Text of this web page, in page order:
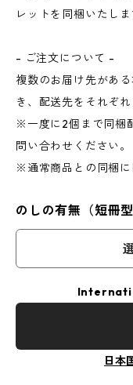
レットを同梱いたしま
- ご注文について -
複数のお届け先があ
き、配送先をそれぞれ
※一度に2個まで同梱
問い合わせください。
※通常商品との同梱に
のしの有無（短冊
日本